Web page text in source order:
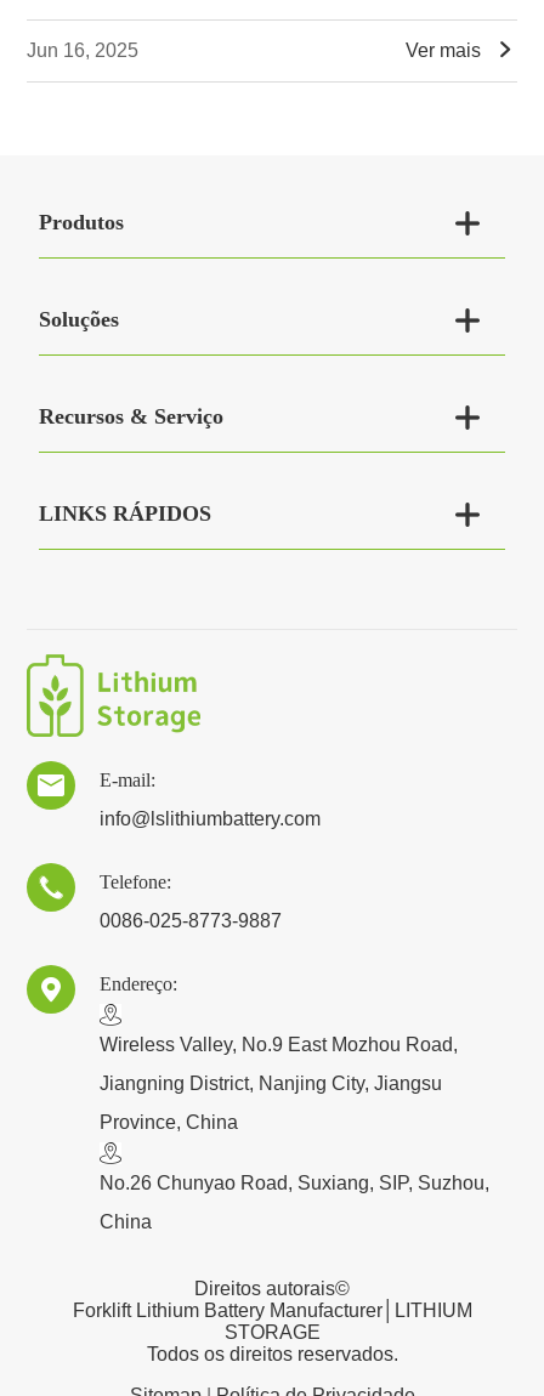
Jun 16, 2025 Ver mais 
Produtos 
Soluções 
Recursos & Serviço 
LINKS RÁPIDOS 

E-mail:
info@lslithiumbattery.com

Telefone:
0086-025-8773-9887
 Endereço:
​Wireless Valley, No.9 East Mozhou Road,
Jiangning District, Nanjing City, Jiangsu
Province, China
No.26 Chunyao Road, Suxiang, SIP, Suzhou,
China
Direitos autorais©
Forklift Lithium Battery Manufacturer│LITHIUM
STORAGE
Todos os direitos reservados.